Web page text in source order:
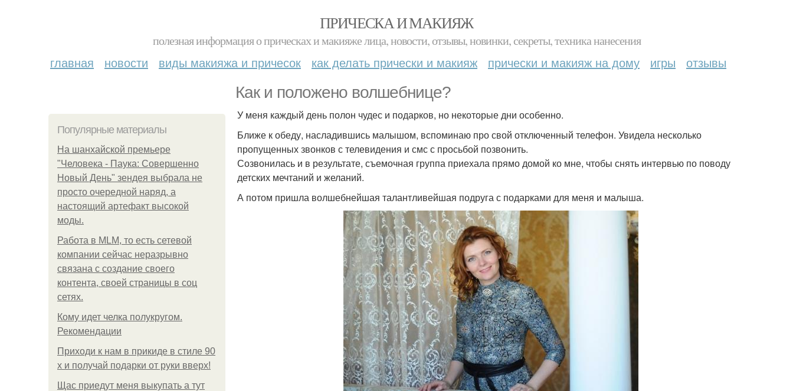
ПРИЧЕСКА И МАКИЯЖ
полезная информация о прическах и макияже лица, новости, отзывы, новинки, секреты, техника нанесения
главная новости виды макияжа и причесок как делать прически и макияж прически и макияж на дому игры отзывы
Как и положено волшебнице?
Популярные материалы
На шанхайской премьере
"Человека - Паука: Совершенно
Новый День" зендея выбрала не
просто очередной наряд, а
настоящий артефакт высокой
моды.
Работа в MLM, то есть сетевой
компании сейчас неразрывно
связана с создание своего
контента, своей страницы в соц
сетях.
Кому идет челка полукругом.
Рекомендации
Приходи к нам в прикиде в стиле 90
х и получай подарки от руки вверх!
Щас приедут меня выкупать а тут
У меня каждый день полон чудес и подарков, но некоторые дни особенно.
Ближе к обеду, насладившись малышом, вспоминаю про свой отключенный телефон. Увидела несколько
пропущенных звонков с телевидения и смс с просьбой позвонить.
Созвонилась и в результате, съемочная группа приехала прямо домой ко мне, чтобы снять интервью по поводу
детских мечтаний и желаний.
А потом пришла волшебнейшая талантливейшая подруга с подарками для меня и малыша.